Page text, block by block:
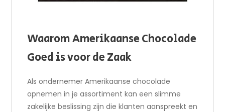
Waarom Amerikaanse Chocolade
Goed is voor de Zaak
Als ondernemer Amerikaanse chocolade
opnemen in je assortiment kan een slimme
zakelijke beslissing zijn die klanten aanspreekt en